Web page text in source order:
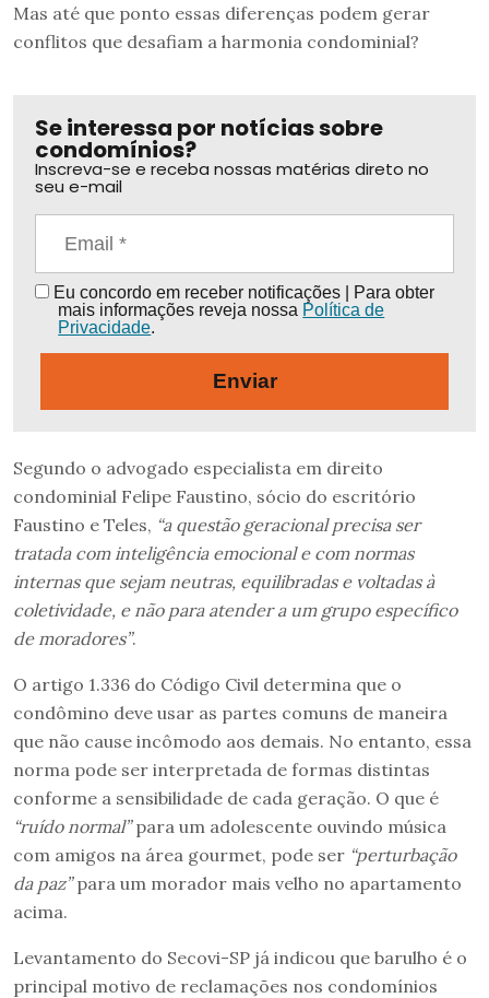
Mas até que ponto essas diferenças podem gerar
conflitos que desafiam a harmonia condominial?
Se interessa por notícias sobre
condomínios?
Inscreva-se e receba nossas matérias direto no
seu e-mail
Eu concordo em receber notificações | Para obter
mais informações reveja nossa Política de
Privacidade.
Enviar
Segundo o advogado especialista em direito
condominial Felipe Faustino, sócio do escritório
Faustino e Teles, “a questão geracional precisa ser
tratada com inteligência emocional e com normas
internas que sejam neutras, equilibradas e voltadas à
coletividade, e não para atender a um grupo específico
de moradores”.
O artigo 1.336 do Código Civil determina que o
condômino deve usar as partes comuns de maneira
que não cause incômodo aos demais. No entanto, essa
norma pode ser interpretada de formas distintas
conforme a sensibilidade de cada geração. O que é
“ruído normal”para um adolescente ouvindo música
com amigos na área gourmet, pode ser “perturbação
da paz”para um morador mais velho no apartamento
acima.
Levantamento do Secovi-SP já indicou que barulho é o
principal motivo de reclamações nos condomínios